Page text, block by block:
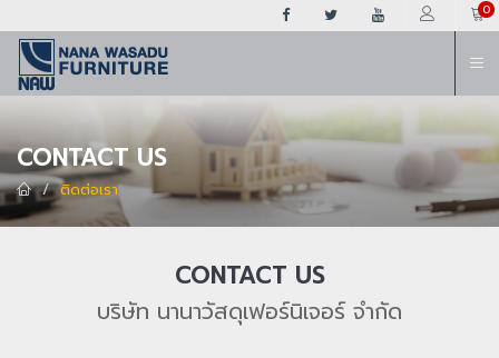
0
CONTACT US
ติดต่อเรา
CONTACT US
บริษัท นานาวัสดุเฟอร์นิเจอร์ จำกัด